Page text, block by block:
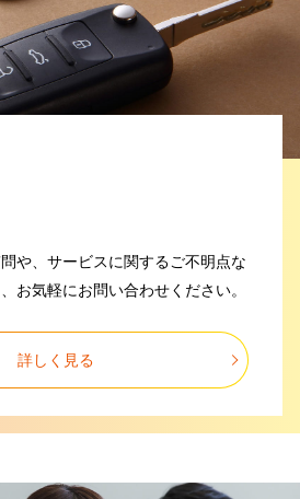
ける大規模火災により被害を受けられた 地
域下水道の破損に起因する道路陥没事故に
皆さまへ
より被害を受けられた地域の皆さまへ
により被害を受けられた地域の皆さまへ
不通のお知らせ
や、 サービスに関するご不明点な
お気軽にお問い合わせください。
詳しく見る